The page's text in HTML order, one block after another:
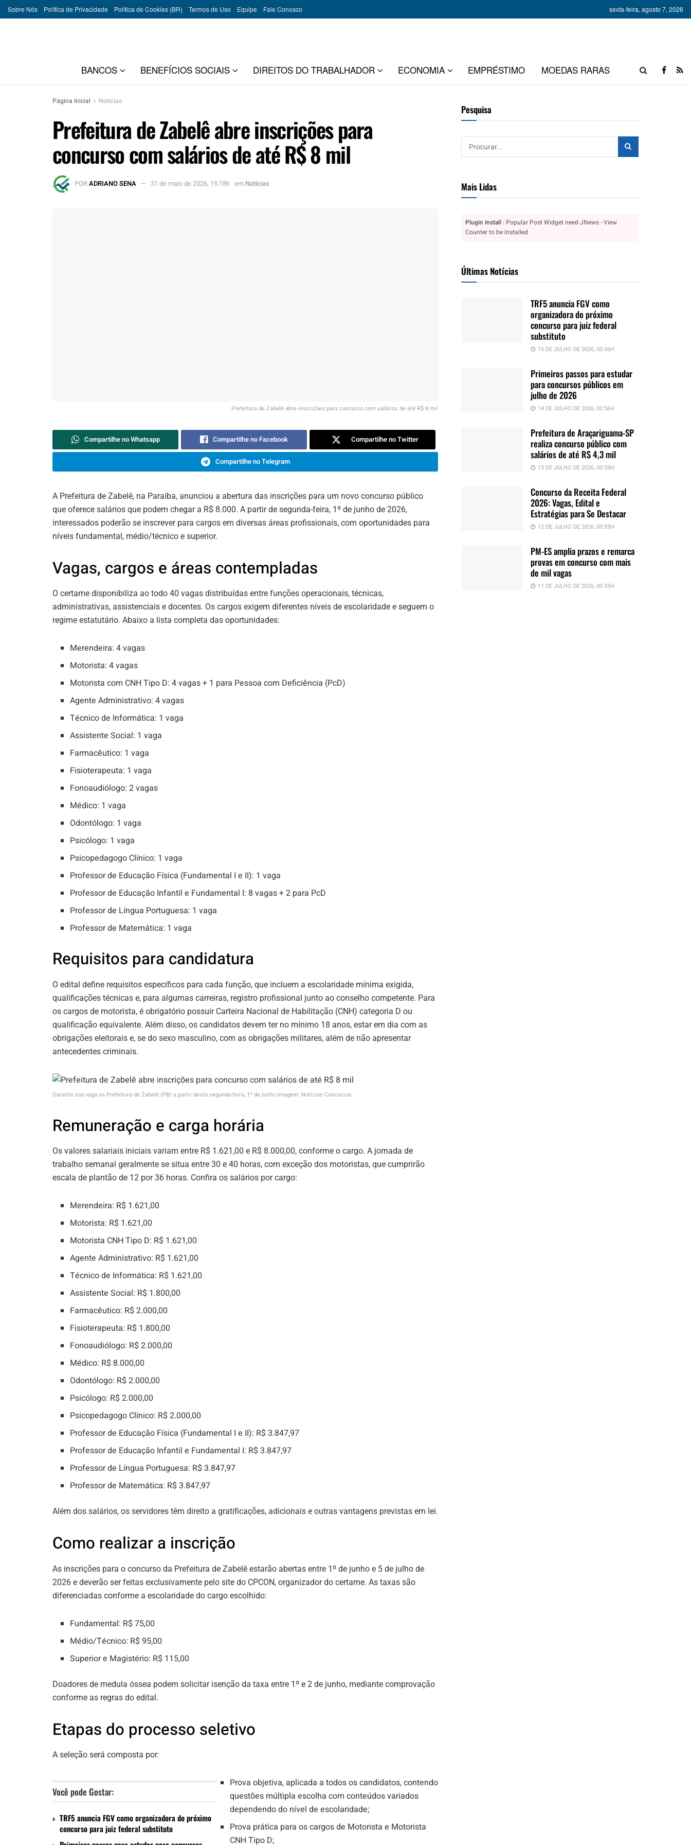
Sobre Nós Política de Privacidade Política de Cookies (BR) Termos de Uso Equipe Fale Conosco sexta-feira, agosto 7, 2026
BANCOS BENEFÍCIOS SOCIAIS DIREITOS DO TRABALHADOR ECONOMIA EMPRÉSTIMO MOEDAS RARAS
Página Inicial Notícias
Prefeitura de Zabelê abre inscrições para
concurso com salários de até R$ 8 mil
PORADRIANO SENA 31 de maio de 2026, 15:18h em Notícias
Prefeitura de Zabelê abre inscrições para concurso com salários de até R$ 8 mil
Compartilhe no Whatsapp Compartilhe no Facebook Compartilhe no Twitter
Compartilhe no Telegram
A Prefeitura de Zabelê, na Paraíba, anunciou a abertura das inscrições para um novo concurso público
que oferece salários que podem chegar a R$ 8.000. A partir de segunda-feira, 1º de junho de 2026,
interessados poderão se inscrever para cargos em diversas áreas profissionais, com oportunidades para
níveis fundamental, médio/técnico e superior.
Vagas, cargos e áreas contempladas
O certame disponibiliza ao todo 40 vagas distribuídas entre funções operacionais, técnicas,
administrativas, assistenciais e docentes. Os cargos exigem diferentes níveis de escolaridade e seguem o
regime estatutário. Abaixo a lista completa das oportunidades:
Merendeira: 4 vagas
Motorista: 4 vagas
Motorista com CNH Tipo D: 4 vagas + 1 para Pessoa com Deficiência (PcD)
Agente Administrativo: 4 vagas
Técnico de Informática: 1 vaga
Assistente Social: 1 vaga
Farmacêutico: 1 vaga
Fisioterapeuta: 1 vaga
Fonoaudiólogo: 2 vagas
Médico: 1 vaga
Odontólogo: 1 vaga
Psicólogo: 1 vaga
Psicopedagogo Clínico: 1 vaga
Professor de Educação Física (Fundamental I e II): 1 vaga
Professor de Educação Infantil e Fundamental I: 8 vagas + 2 para PcD
Professor de Língua Portuguesa: 1 vaga
Professor de Matemática: 1 vaga
Requisitos para candidatura
O edital define requisitos específicos para cada função, que incluem a escolaridade mínima exigida,
qualificações técnicas e, para algumas carreiras, registro profissional junto ao conselho competente. Para
os cargos de motorista, é obrigatório possuir Carteira Nacional de Habilitação (CNH) categoria D ou
qualificação equivalente. Além disso, os candidatos devem ter no mínimo 18 anos, estar em dia com as
obrigações eleitorais e, se do sexo masculino, com as obrigações militares, além de não apresentar
antecedentes criminais.
Garanta sua vaga na Prefeitura de Zabelê (PB) a partir desta segunda-feira, 1º de junho.Imagem: Notícias Concursos
Remuneração e carga horária
Os valores salariais iniciais variam entre R$ 1.621,00 e R$ 8.000,00, conforme o cargo. A jornada de
trabalho semanal geralmente se situa entre 30 e 40 horas, com exceção dos motoristas, que cumprirão
escala de plantão de 12 por 36 horas. Confira os salários por cargo:
Merendeira: R$ 1.621,00
Motorista: R$ 1.621,00
Motorista CNH Tipo D: R$ 1.621,00
Agente Administrativo: R$ 1.621,00
Técnico de Informática: R$ 1.621,00
Assistente Social: R$ 1.800,00
Farmacêutico: R$ 2.000,00
Fisioterapeuta: R$ 1.800,00
Fonoaudiólogo: R$ 2.000,00
Médico: R$ 8.000,00
Odontólogo: R$ 2.000,00
Psicólogo: R$ 2.000,00
Psicopedagogo Clínico: R$ 2.000,00
Professor de Educação Física (Fundamental I e II): R$ 3.847,97
Professor de Educação Infantil e Fundamental I: R$ 3.847,97
Professor de Língua Portuguesa: R$ 3.847,97
Professor de Matemática: R$ 3.847,97
Além dos salários, os servidores têm direito a gratificações, adicionais e outras vantagens previstas em lei.
Como realizar a inscrição
As inscrições para o concurso da Prefeitura de Zabelê estarão abertas entre 1º de junho e 5 de julho de
2026 e deverão ser feitas exclusivamente pelo site do CPCON, organizador do certame. As taxas são
diferenciadas conforme a escolaridade do cargo escolhido:
Fundamental: R$ 75,00
Médio/Técnico: R$ 95,00
Superior e Magistério: R$ 115,00
Doadores de medula óssea podem solicitar isenção da taxa entre 1º e 2 de junho, mediante comprovação
conforme as regras do edital.
Etapas do processo seletivo
A seleção será composta por:
Você pode Gostar:
TRF5 anuncia FGV como organizadora do próximo
concurso para juiz federal substituto
Prova objetiva, aplicada a todos os candidatos, contendo
questões múltipla escolha com conteúdos variados
dependendo do nível de escolaridade;
Prova prática para os cargos de Motorista e Motorista
CNH Tipo D;
Pesquisa
Mais Lidas
Plugin Install : Popular Post Widget need JNews - View
Counter to be installed
Últimas Notícias
TRF5 anuncia FGV como
organizadora do próximo
concurso para juiz federal
substituto
15 DE JULHO DE 2026, 00:56H
Primeiros passos para estudar
para concursos públicos em
julho de 2026
14 DE JULHO DE 2026, 00:56H
Prefeitura de Araçariguama-SP
realiza concurso público com
salários de até R$ 4,3 mil
13 DE JULHO DE 2026, 00:55H
Concurso da Receita Federal
2026: Vagas, Edital e
Estratégias para Se Destacar
12 DE JULHO DE 2026, 00:55H
PM-ES amplia prazos e remarca
provas em concurso com mais
de mil vagas
11 DE JULHO DE 2026, 00:55H